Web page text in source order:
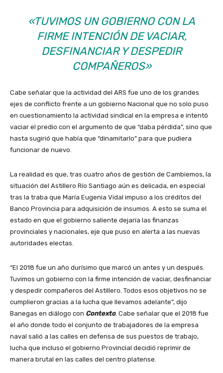
«TUVIMOS UN GOBIERNO CON LA
FIRME INTENCIÓN DE VACIAR,
DESFINANCIAR Y DESPEDIR
COMPAÑEROS»
Cabe señalar que la actividad del ARS fue uno de los grandes
ejes de conflicto frente a un gobierno Nacional que no solo puso
en cuestionamiento la actividad sindical en la empresa e intentó
vaciar el predio con el argumento de que “daba pérdida”, sino que
hasta sugirió que había que “dinamitarlo” para que pudiera
funcionar de nuevo.
La realidad es que, tras cuatro años de gestión de Cambiemos, la
situación del Astillero Río Santiago aún es delicada, en especial
tras la traba que María Eugenia Vidal impuso a los créditos del
Banco Provincia para adquisición de insumos. A esto se suma el
estado en que el gobierno saliente dejaría las finanzas
provinciales y nacionales, eje que puso en alerta a las nuevas
autoridades electas.
“El 2018 fue un año durísimo que marcó un antes y un después.
Tuvimos un gobierno con la firme intención de vaciar, desfinanciar
y despedir compañeros del Astillero. Todos esos objetivos no se
cumplieron gracias a la lucha que llevamos adelante”, dijo
Banegas en diálogo con Contexto. Cabe señalar que el 2018 fue
el año donde todo el conjunto de trabajadores de la empresa
naval salió a las calles en defensa de sus puestos de trabajo,
lucha que incluso el gobierno Provincial decidió reprimir de
manera brutal en las calles del centro platense.